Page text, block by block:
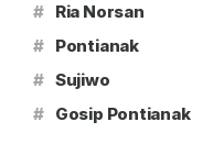
# Ria Norsan
# Pontianak
# Sujiwo
# Gosip Pontianak